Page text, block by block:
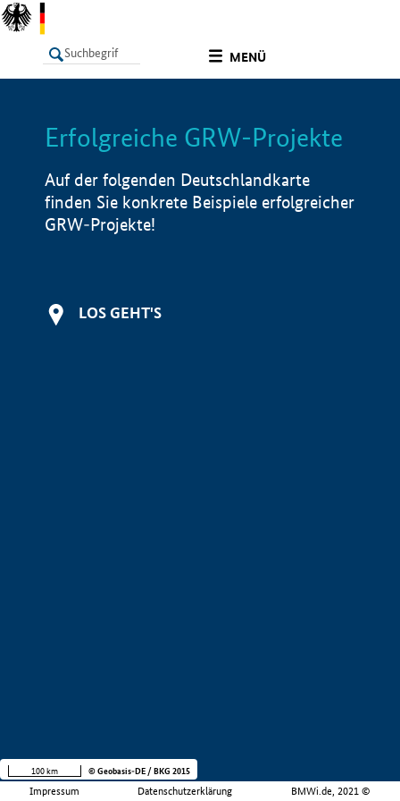
MENÜ
LISTE Info
Erfolgreiche GRW-Projekte
Auf der folgenden Deutschlandkarte
finden Sie konkrete Beispiele erfolgreicher
GRW-Projekte!
LOS GEHT'S
Impressum Datenschutzerklärung BMWi.de, 2021 ©
100 km © Geobasis-DE / BKG 2015